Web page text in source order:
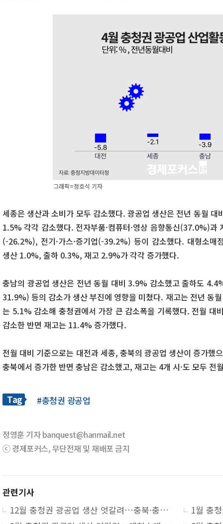
그래픽=정호석 기자
세종은 생산과 소비가 모두 감소했다. 광공업 생산은 전년 동월
1.5% 각각 감소했다. 전자부품·컴퓨터·영상 음향통신(37.0%)
(-26.2%), 전기·가스·증기업(-39.2%) 등이 감소했다. 대형소
생산 1.0%, 출하 0.3%, 재고 2.9%가 각각 증가했다.
충남의 광공업 생산은 전년 동월 대비 3.9% 감소했고 출하도
31.9%) 등의 감소가 생산 부진에 영향을 미쳤다. 재고는 전년 동
는 5.1% 감소해 충청권에서 가장 큰 감소폭을 기록했다. 전월
감소한 반면 재고는 11.4% 증가했다.
전월 대비 기준으로는 대전과 세종, 충북의 광공업 생산이 증가했
충북에서 증가한 반면 충남은 감소했고, 재고는 4개 시·도 모두 전
Tag #충청권 광공업
정영훈 기자 banquest@hanmail.net
ⓒ 경제포커스, 무단전재 및 재배포 금지
관련기사
12월 충청권 광공업 생산 엇갈려…충북·충남↑, 대전·세종↓